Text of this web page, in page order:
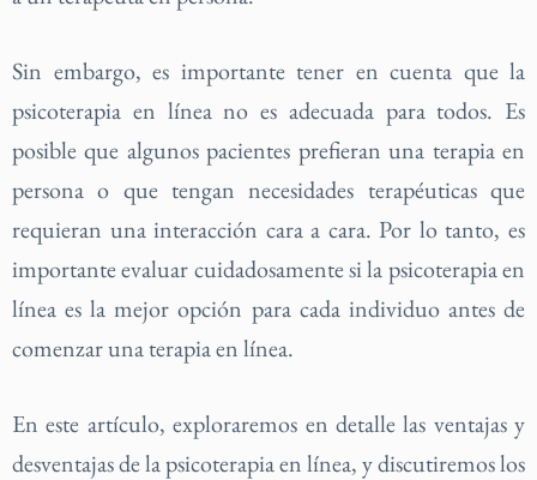
Sin embargo, es importante tener en cuenta que la
psicoterapia en línea no es adecuada para todos. Es
posible que algunos pacientes prefieran una terapia en
persona o que tengan necesidades terapéuticas que
requieran una interacción cara a cara. Por lo tanto, es
importante evaluar cuidadosamente si la psicoterapia en
línea es la mejor opción para cada individuo antes de
comenzar una terapia en línea.
En este artículo, exploraremos en detalle las ventajas y
desventajas de la psicoterapia en línea, y discutiremos los